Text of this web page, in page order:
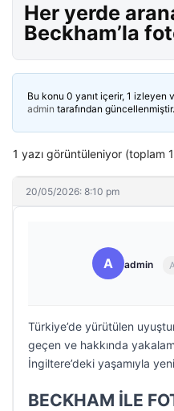
Her yerde
Beckham’la
Bu konu 0 yanıt içerir, 1 izleyen
admin tarafından güncellenmiştir.
1 yazı görüntüleniyor (toplam
20/05/2026: 8:10 pm
A admin
Türkiye’de yürütülen
geçen ve hakkında
İngiltere’deki yaşamıyla
BECKHAM İLE